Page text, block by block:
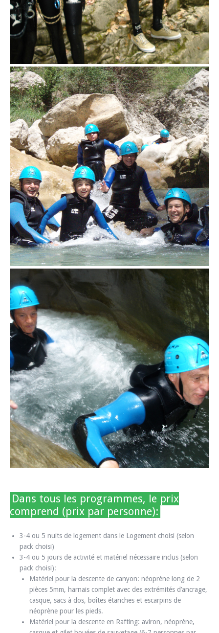
Dans tous les programmes, le prix
comprend (prix par personne):
3-4 ou 5 nuits de logement dans le Logement choisi (selon
pack choisi)
3-4 ou 5 jours de activité et matériel nécessaire inclus (selon
pack choisi):
Matériel pour la descente de canyon: néoprène long de 2
pièces 5mm, harnais complet avec des extrémités d’ancrage,
casque, sacs à dos, boîtes étanches et escarpins de
néoprène pour les pieds.
Matériel pour la descente en Rafting: aviron, néoprène,